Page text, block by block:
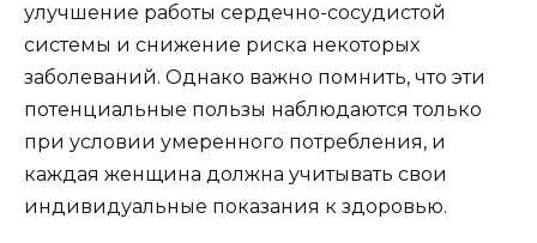
улучшение работы сердечно-сосудистой
системы и снижение риска некоторых
заболеваний. Однако важно помнить, что эти
потенциальные пользы наблюдаются только
при условии умеренного потребления, и
каждая женщина должна учитывать свои
индивидуальные показания к здоровью.